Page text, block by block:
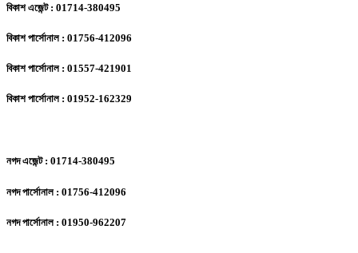
বিকাশ এজেন্ট : 01714-380495
বিকাশ পার্সোনাল : 01756-412096
বিকাশ পার্সোনাল : 01557-421901
বিকাশ পার্সোনাল : 01952-162329
নগদ এজেন্ট : 01714-380495
নগদ পার্সোনাল : 01756-412096
নগদ পার্সোনাল : 01950-962207